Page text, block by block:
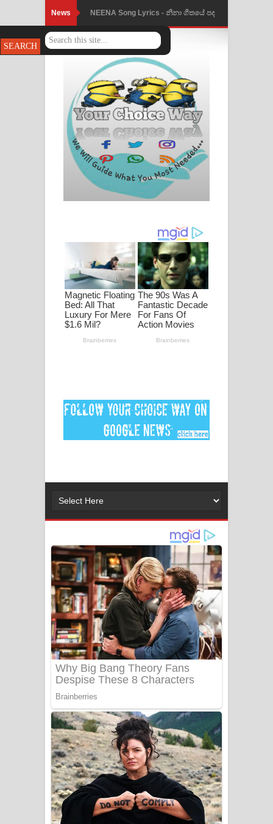
News NEENA Song Lyrics - නීනා ගීතයේ පද
පෙළ
Ahimi Wimai Himi Song Lyrics - අහිමි
විමයි හිමි ගීතයේ පද පෙළ
Mathaka Parana Song Lyrics - මතක
පාරනා ගීතයේ පද පෙළ
Nimnadhen Song Lyrics - නිම්නාදෙන්
ගීතයේ පද පෙළ
ඔබමයි මගේ ආදරේ ගීතයේ පද පෙළ
Pansal Gihin Song Lyrics - පන්සල් ගිහිං
ගීතයේ පද පෙළ
Ankeliya Song Lyrics - අංකෙළිය ගීතයේ
ගීතයේ පද පෙළ
MANAMALA KATHA Song Lyrics -
2026 football world cup song lyrics
අම්මා ගීතයේ පද පෙළ
Gemak Deela Song Lyrics - ගේමක් දීලා
ගීතයේ පද පෙළ
Niwuna Numba Hinda Song Lyrics -
නිවුනා නුඹ හින්දා ගීතයේ පද පෙළ
Numba Dun Aadare Song Lyrics - නුඹ
Liyamuda Dan Anagathe Song Lyrics
- ලියමුද දැන් අනාගතේ ගීතයේ පද පෙළ
Doni Song Lyrics - දෝණි ගීතයේ පද
පෙළ